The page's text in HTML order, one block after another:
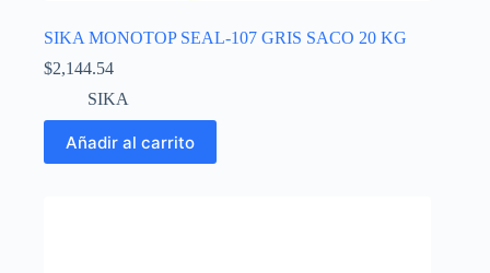
SIKA MONOTOP SEAL-107 GRIS SACO 20 KG
$2,144.54
SIKA
Añadir al carrito